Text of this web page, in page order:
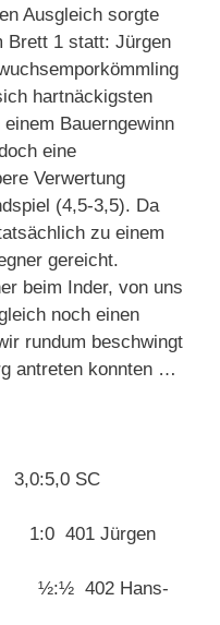
Ausgleich sorgte
Brett 1 statt: Jürgen
hartnäckigsten
Bauerngewinn
eine
Verwertung
(4,5-3,5). Da
zu einem
gereicht.
beim Inder, von uns
noch einen
rundum beschwingt
antreten konnten …
SC
401 Jürgen
½:½ 402 Hans-